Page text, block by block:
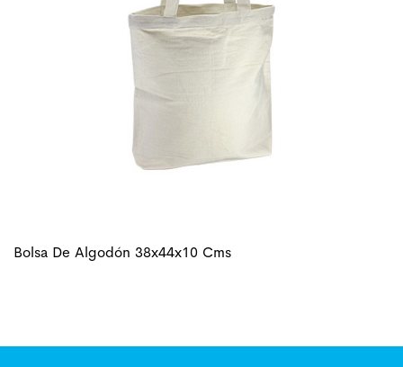
Bolsa De Algodón 38x44x10 Cms